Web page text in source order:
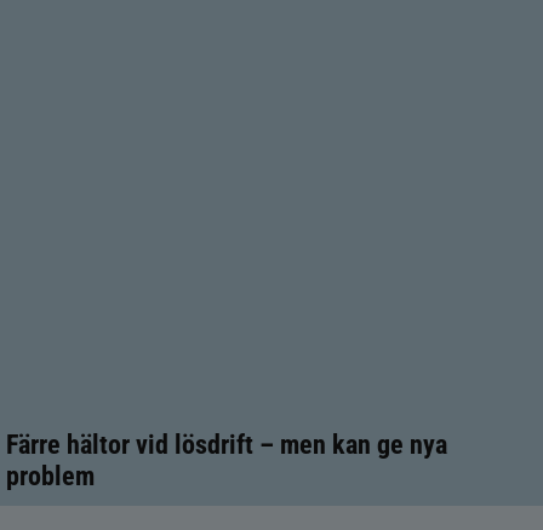
Färre hältor vid lösdrift – men kan ge nya
problem